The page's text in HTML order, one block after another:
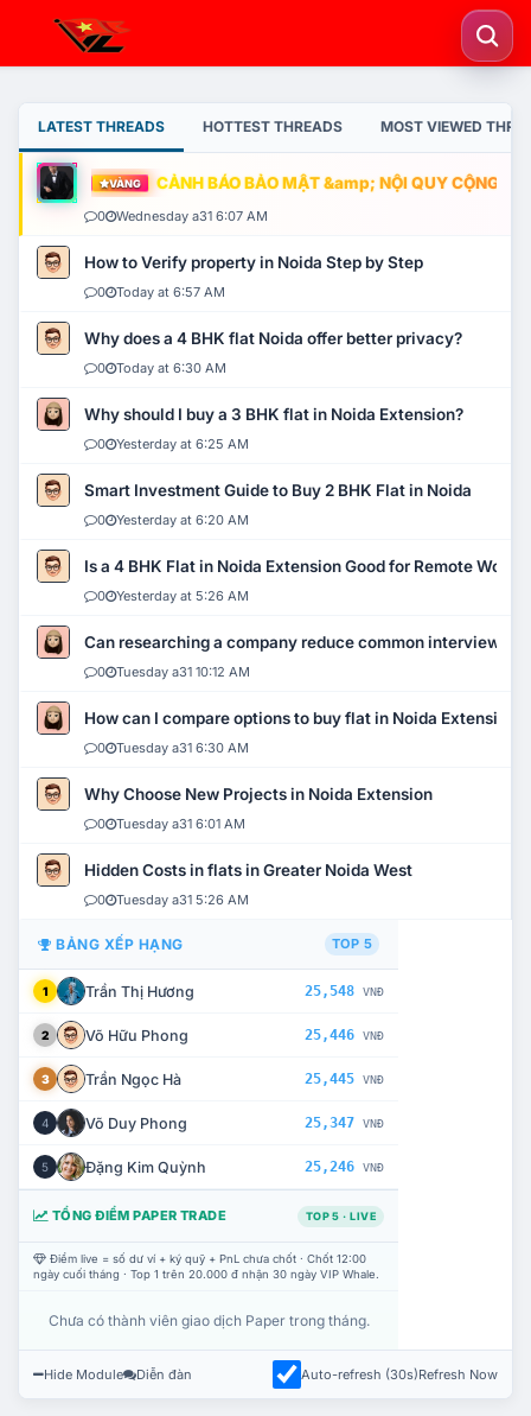
LATEST THREADS HOTTEST THREADS MOST VIEWED
VÀNG CẢNH BÁO BẢO MẬT &amp; NỘI QUY CỘNG
0 Wednesday a31 6:07 AM
How to Verify property in Noida Step by Step
0 Today at 6:57 AM
Why does a 4 BHK flat Noida offer better privacy?
0 Today at 6:30 AM
Why should I buy a 3 BHK flat in Noida Extension?
0 Yesterday at 6:25 AM
Smart Investment Guide to Buy 2 BHK Flat in Noida
0 Yesterday at 6:20 AM
Is a 4 BHK Flat in Noida Extension Good for Remote Work?
0 Yesterday at 5:26 AM
Can researching a company reduce common interview
0 Tuesday a31 10:12 AM
How can I compare options to buy flat in Noida Extension?
0 Tuesday a31 6:30 AM
Why Choose New Projects in Noida Extension
0 Tuesday a31 6:01 AM
Hidden Costs in flats in Greater Noida West
0 Tuesday a31 5:26 AM
BẢNG XẾP HẠNG TOP 5
1 Trần Thị Hương 25,548 VNĐ
2 Võ Hữu Phong 25,446 VNĐ
3 Trần Ngọc Hà 25,445 VNĐ
4 Võ Duy Phong 25,347 VNĐ
5 Đặng Kim Quỳnh 25,246 VNĐ
TỔNG ĐIỂM PAPER TRADE TOP 5 · LIVE
Điểm live = số dư ví + ký quỹ + PnL chưa chốt · Chốt 12:00
ngày cuối tháng · Top 1 trên 20.000 đ nhận 30 ngày VIP Whale.
Chưa có thành viên giao dịch Paper trong tháng.
Hide Module Diễn đàn Auto-refresh (30s)Refresh Now